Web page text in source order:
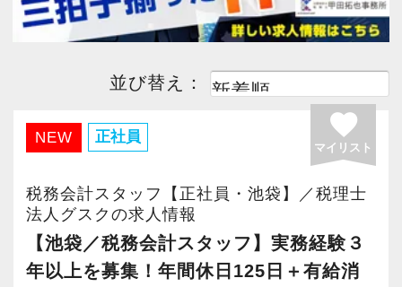
並び替え：
NEW 正社員 favorite
マイリスト
税務会計スタッフ【正社員・池袋】／税理士
法人グスクの求人情報
【池袋／税務会計スタッフ】実務経験３
年以上を募集！年間休日125日＋有給消